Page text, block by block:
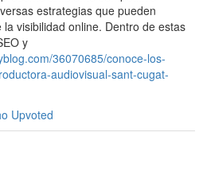
estrategias que pueden
visibilidad online. Dentro de estas
y
36070685/conoce-los-
audiovisual-sant-cugat-
Upvoted